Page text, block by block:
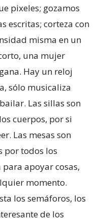
pixeles; gozamos
escritas; corteza con
misma en un
una mujer
Hay un reloj
sólo musicaliza
Las sillas son
cuerpos, por si
Las mesas son
por todos los
para apoyar cosas,
momento.
los semáforos, los
de los